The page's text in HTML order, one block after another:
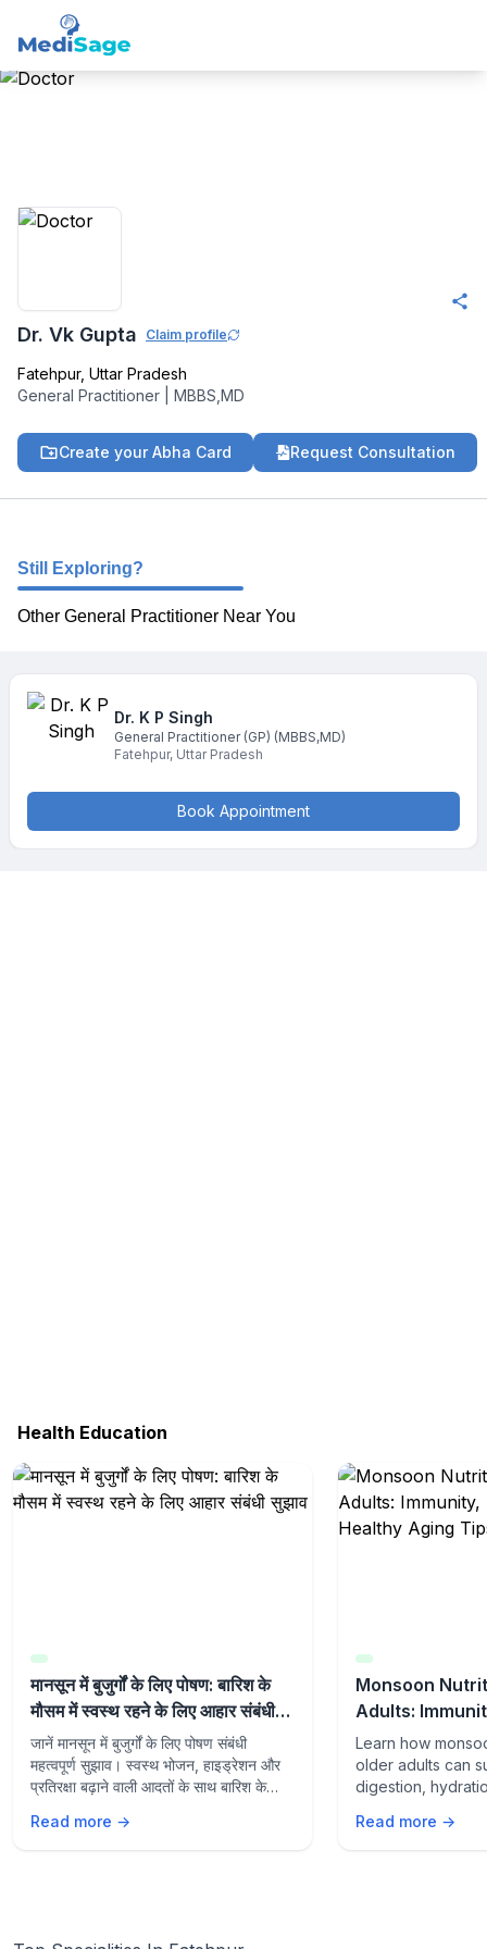
Dr. Vk Gupta Claim profile
Fatehpur, Uttar Pradesh
General Practitioner
MBBS,MD
Create your Abha Card Request Consultation
Still Exploring?
Other General Practitioner Near You
Dr. K P Singh
General Practitioner (GP) (MBBS,MD)
Fatehpur, Uttar Pradesh
Book Appointment
Health Education
मानसून में बुजुर्गों के लिए पोषण: बारिश के
मौसम में स्वस्थ रहने के लिए आहार संबंधी
सुझाव
जानें मानसून में बुजुर्गों के लिए पोषण संबंधी
महत्वपूर्ण सुझाव। स्वस्थ भोजन, हाइड्रेशन और
प्रतिरक्षा बढ़ाने वाली आदतों के साथ बारिश के
Read more →
Monsoon
Adults:
and Healthy
Learn how
older adults can
digestion,
lifestyle habits
Read more →